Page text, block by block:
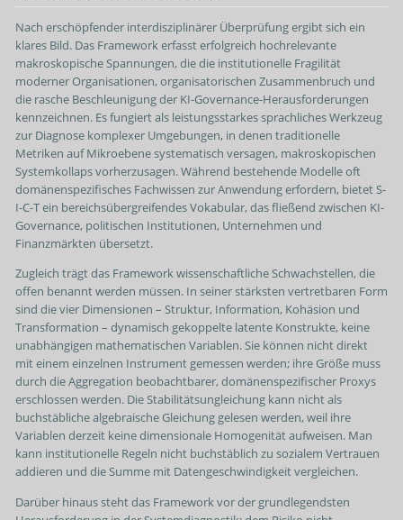
Nach erschöpfender interdisziplinärer Überprüfung ergibt sich ein
klares Bild. Das Framework erfasst erfolgreich hochrelevante
makroskopische Spannungen, die die institutionelle Fragilität
moderner Organisationen, organisatorischen Zusammenbruch und
die rasche Beschleunigung der KI-Governance-Herausforderungen
kennzeichnen. Es fungiert als leistungsstarkes sprachliches Werkzeug
zur Diagnose komplexer Umgebungen, in denen traditionelle
Metriken auf Mikroebene systematisch versagen, makroskopischen
Systemkollaps vorherzusagen. Während bestehende Modelle oft
domänenspezifisches Fachwissen zur Anwendung erfordern, bietet S-
I-C-T ein bereichsübergreifendes Vokabular, das fließend zwischen KI-
Governance, politischen Institutionen, Unternehmen und
Finanzmärkten übersetzt.
Zugleich trägt das Framework wissenschaftliche Schwachstellen, die
offen benannt werden müssen. In seiner stärksten vertretbaren Form
sind die vier Dimensionen – Struktur, Information, Kohäsion und
Transformation – dynamisch gekoppelte latente Konstrukte, keine
unabhängigen mathematischen Variablen. Sie können nicht direkt
mit einem einzelnen Instrument gemessen werden; ihre Größe muss
durch die Aggregation beobachtbarer, domänenspezifischer Proxys
erschlossen werden. Die Stabilitätsungleichung kann nicht als
buchstäbliche algebraische Gleichung gelesen werden, weil ihre
Variablen derzeit keine dimensionale Homogenität aufweisen. Man
kann institutionelle Regeln nicht buchstäblich zu sozialem Vertrauen
addieren und die Summe mit Datengeschwindigkeit vergleichen.
Darüber hinaus steht das Framework vor der grundlegendsten